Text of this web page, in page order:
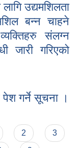
उद्यमशिलता
बन्न चाहने
संलग्न
जारी गरिएको
लागि उद्यमशिलता
।
पेश गर्ने सूचना ।
2
3